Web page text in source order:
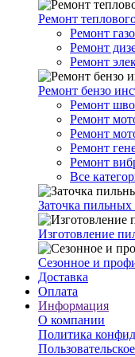
Ремонт
Ремонт
Ремонт
Ремонт
Ремонт бензо
Ремонт
Ремонт
Ремонт
Ремонт
Ремонт
Все
Заточка пильных
Изготовление
Сезонное и
Доставка
Оплата
Информация
О компании
Политика